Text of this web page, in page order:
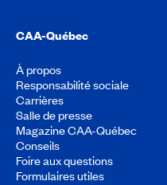
CAA-Québec
À propos
Responsabilité sociale
Carrières
Salle de presse
Magazine CAA-Québec
Conseils
Foire aux questions
Formulaires utiles